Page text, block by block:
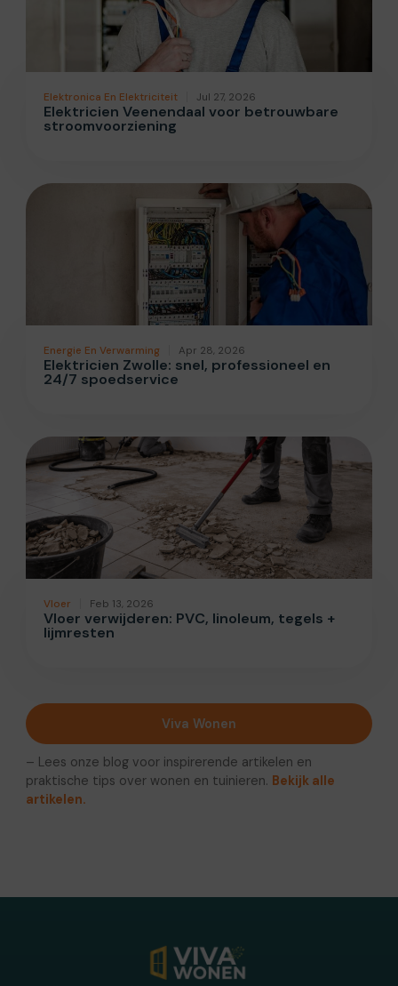
Elektronica En Elektriciteit Jul 27, 2026
Elektricien Veenendaal voor betrouwbare
stroomvoorziening
Energie En Verwarming Apr 28, 2026
Elektricien Zwolle: snel, professioneel en
24/7 spoedservice
Vloer Feb 13, 2026
Vloer verwijderen: PVC, linoleum, tegels +
lijmresten
Viva Wonen
– Lees onze blog voor inspirerende artikelen en
praktische tips over wonen en tuinieren. Bekijk alle
artikelen.